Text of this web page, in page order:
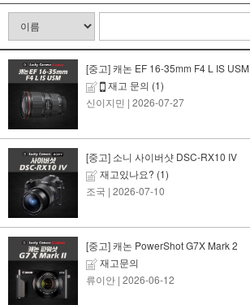
[중고] 캐논 EF 16-35mm F4 L IS USM
재고 문의 (1)
신이지민 | 2026-07-27
[중고] 소니 사이버샷 DSC-RX10 IV
재고있나요? (1)
조국 | 2026-07-10
[중고] 캐논 PowerShot G7X Mark 2
재고문의
류이안 | 2026-06-12